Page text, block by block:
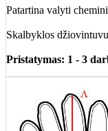
Patartina valyti
Skalbyklos
Pristatymas: 1 - 3